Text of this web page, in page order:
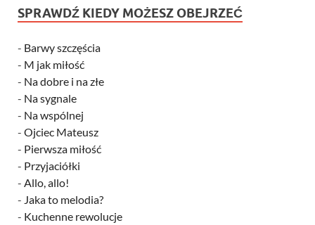
SPRAWDŹ KIEDY MOŻESZ OBEJRZEĆ
- Barwy szczęścia
- M jak miłość
- Na dobre i na złe
- Na sygnale
- Na wspólnej
- Ojciec Mateusz
- Pierwsza miłość
- Przyjaciółki
- Allo, allo!
- Jaka to melodia?
- Kuchenne rewolucje